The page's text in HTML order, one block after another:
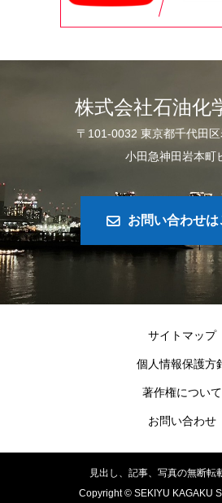
株式会社石油化
〒101-0032 東京都千代田
小田急神田岩本町
お問い合わせは
サイトマップ
個人情報保護方
著作権について
お問い合わせ
見出し、記事、写真の無断転
Copyright ©SEKIYU KAGAKU